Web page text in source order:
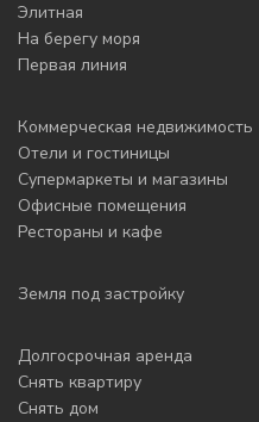
Элитная
На берегу моря
Первая линия
Коммерческая недвижимость
Отели и гостиницы
Супермаркеты и магазины
Офисные помещения
Рестораны и кафе
Земля под застройку
Долгосрочная аренда
Снять квартиру
Снять дом